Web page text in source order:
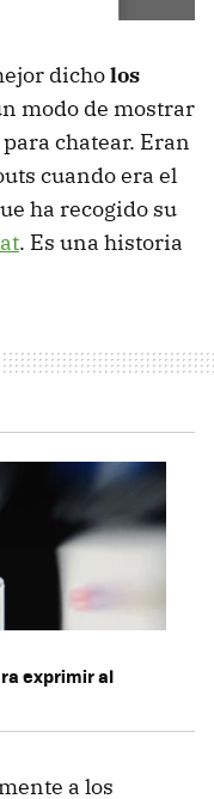
dicholos
modo de mostrar
chatear. Eran
cuando era el
ha recogido su
. Es una historia
exprimir al
a los